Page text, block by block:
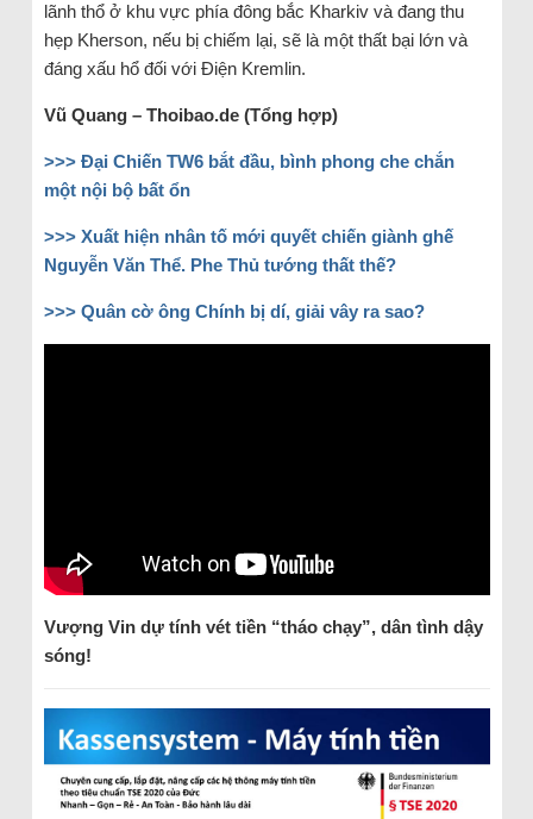
lãnh thổ ở khu vực phía đông bắc Kharkiv và đang thu
hẹp Kherson, nếu bị chiếm lại, sẽ là một thất bại lớn và
đáng xấu hổ đối với Điện Kremlin.
Vũ Quang – Thoibao.de (Tổng hợp)
>>> Đại Chiến TW6 bắt đầu, bình phong che chắn
một nội bộ bất ổn
>>> Xuất hiện nhân tố mới quyết chiến giành ghế
Nguyễn Văn Thể. Phe Thủ tướng thất thế?
>>> Quân cờ ông Chính bị dí, giải vây ra sao?
Vượng Vin dự tính vét tiền “tháo chạy”, dân tình dậy
sóng!